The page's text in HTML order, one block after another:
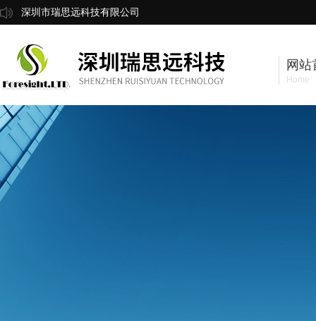
深圳市瑞思远科技有限公司
网站
Home